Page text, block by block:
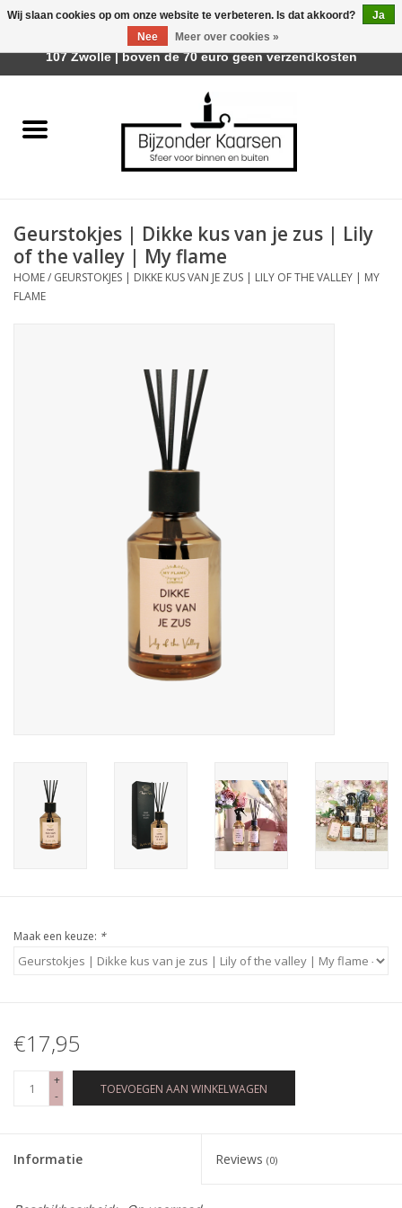
Räder Design Stories
Geurkaarsen
Tafelhaarden
Relatiegeschenken & Bedankjes
Geurstokjes | Dikke kus van je zus | Lily
of the valley | My flame
HOME/ GEURSTOKJES | DIKKE KUS VAN JE ZUS | LILY OF THE VALLEY | MY
FLAME
Maak een keuze: *
€17,95
+
-
TOEVOEGEN AAN WINKELWAGEN
Informatie Reviews (0)
Wij slaan cookies op om onze website te verbeteren. Is dat akkoord?
Ja
Nee
Meer over cookies »
Afhalen is mogelijk bij Trotz Woon & Cadeau | Belvederelaan
107 Zwolle | boven de 70 euro geen verzendkosten